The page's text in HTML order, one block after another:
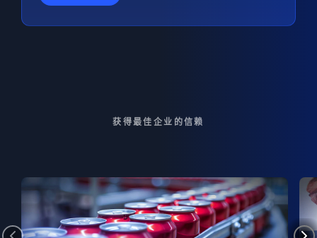
获得最佳企业的信赖